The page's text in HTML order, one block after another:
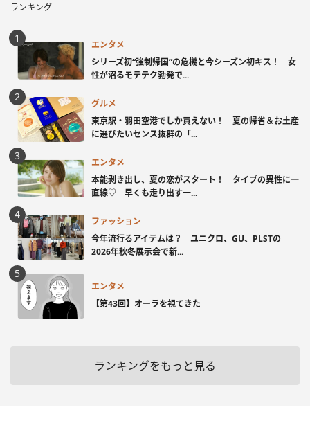
ランキング
エンタメ
シリーズ初“強制帰国”の危機と今シーズン初キス！ 女
性が沼るモテテク勃発で...
グルメ
東京駅・羽田空港でしか買えない！ 夏の帰省＆お土産
に選びたいセンス抜群の「...
エンタメ
本能剥き出し、夏の恋がスタート！ タイプの異性に一
直線♡ 早くも走り出す一...
ファッション
今年流行るアイテムは？ ユニクロ、GU、PLSTの
2026年秋冬展示会で新...
エンタメ
【第43回】オーラを視てきた
ランキングをもっと見る